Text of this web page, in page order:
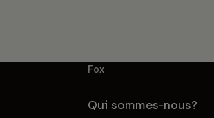
Fox
Qui sommes-nous?